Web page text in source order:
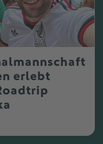
erlebt